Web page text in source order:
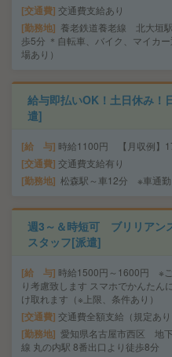
交通費 交通費支給あり
勤務地
養老鉄道養老線 北大垣
歩5分 ＊自転車、バイク、マイカ
場あり）
給与即払いOK！土日休み！
遣]
給 与 時給1100円 【月収例】
交通費 交通費支給有り
勤務地 松森駅～車12分 ※車通勤
週3～＆時短可 ブリリアン
スタッフ[派遣]
給 与 時給1500円～1600円 ※
り考慮致します スマホでかんたん
け取れます（※上限、条件あり）
交通費 交通費全額支給（規定あり
勤務地 愛知県名古屋市西区 地
線 丸の内駅 8番出口より徒歩8分